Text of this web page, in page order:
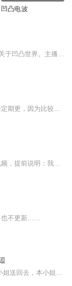
凹凸电波
也不更新……